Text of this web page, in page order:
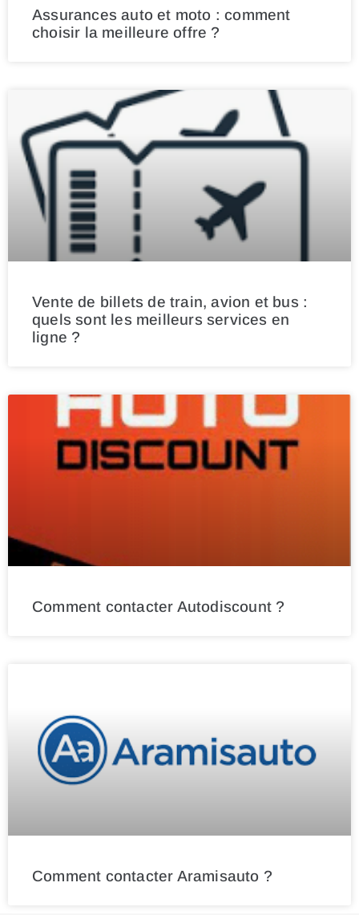
Assurances auto et moto : comment
choisir la meilleure offre ?
Vente de billets de train, avion et bus :
quels sont les meilleurs services en
ligne ?
Comment contacter Autodiscount ?
Comment contacter Aramisauto ?